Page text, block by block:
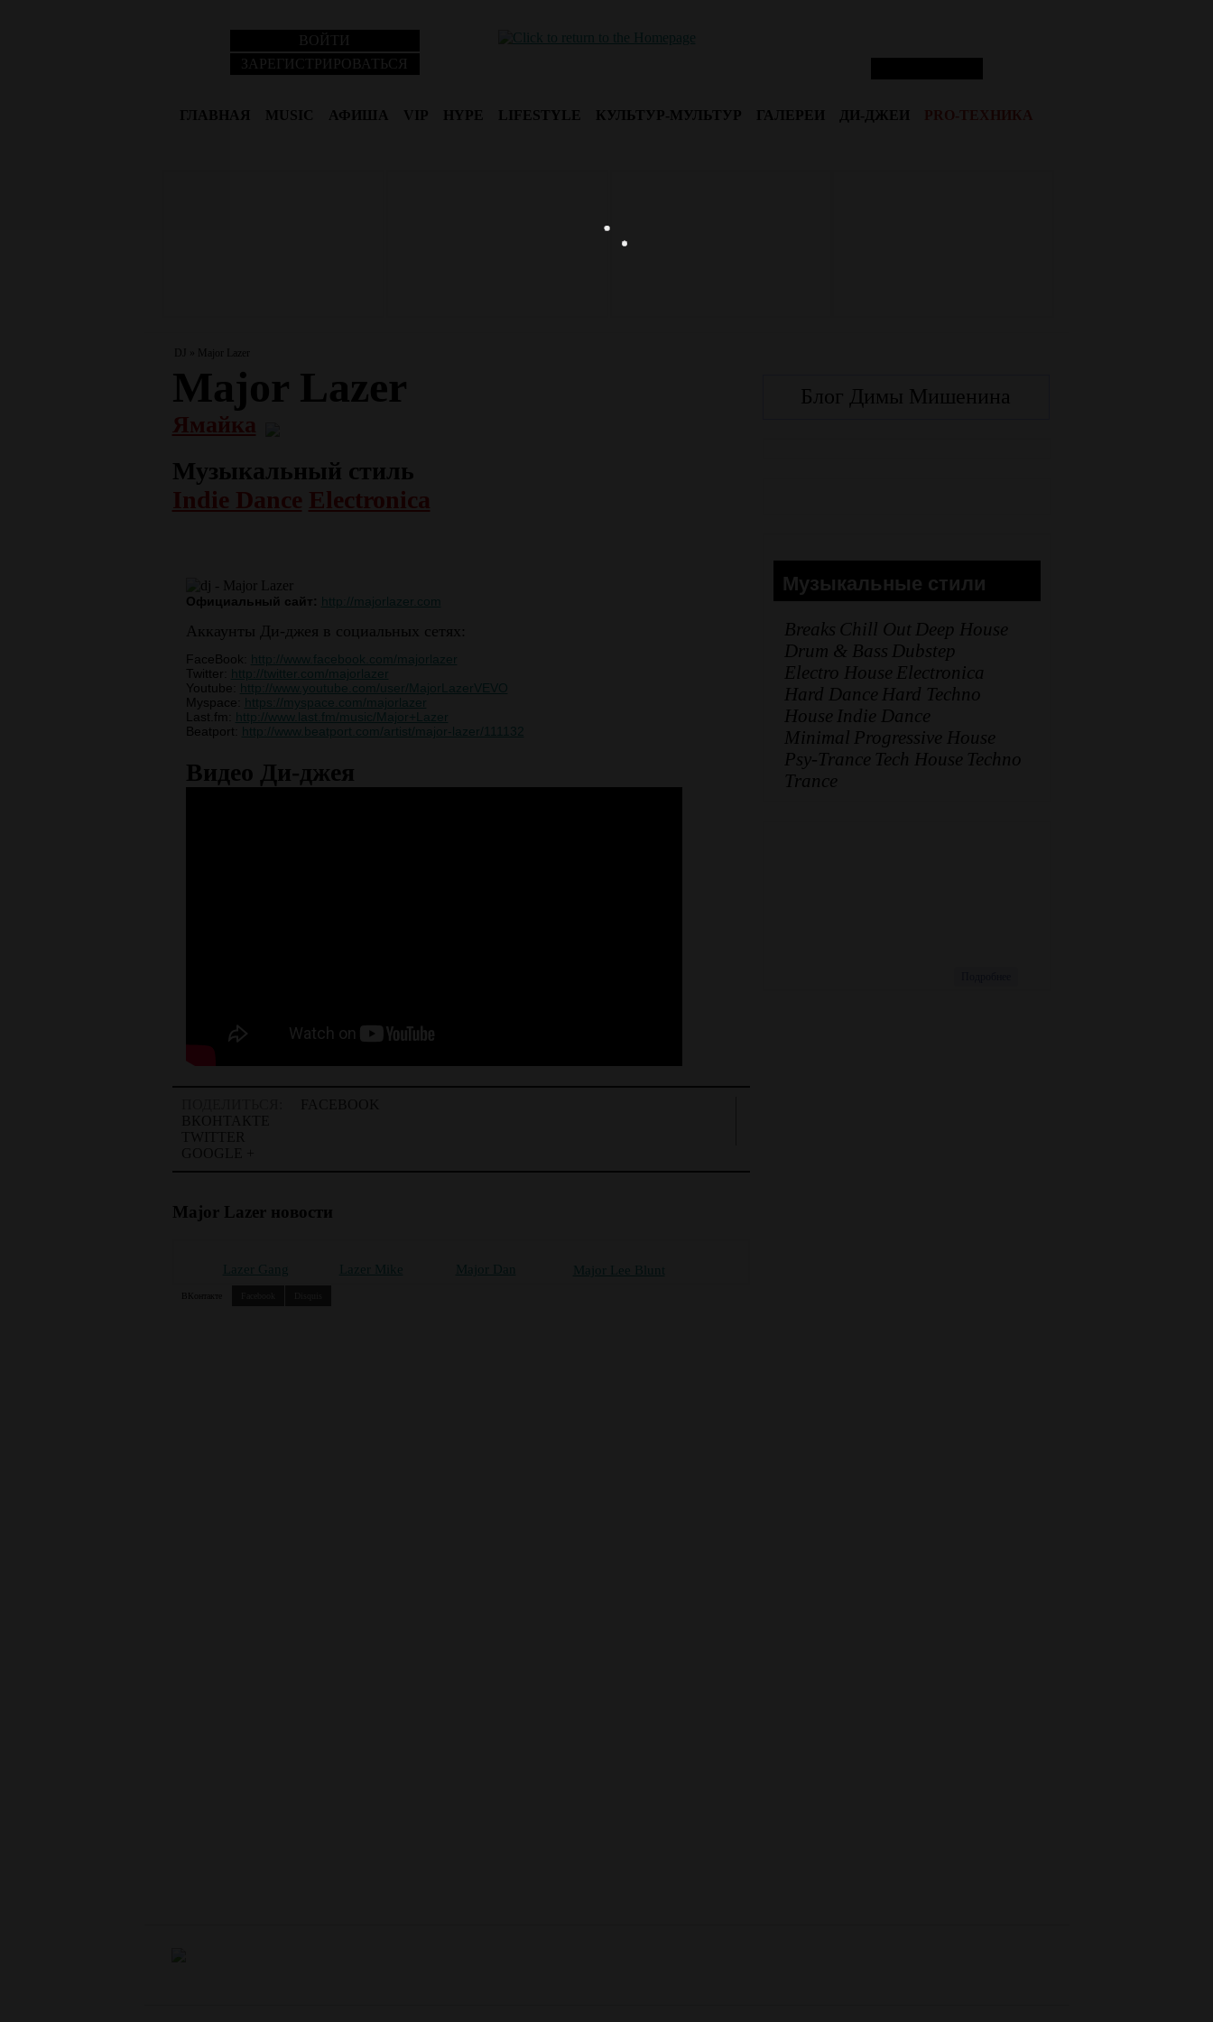
ВОЙТИ
ЗАРЕГИСТРИРОВАТЬСЯ
ГЛАВНАЯ MUSIC АФИША VIP HYPE LIFESTYLE КУЛЬТУР-МУЛЬТУР ГАЛЕРЕИ ДИ-ДЖЕИ PRO-ТЕХНИКА
DJ » Major Lazer
Major Lazer
Ямайка
Музыкальный стиль
Indie Dance Electronica
Официальный сайт: http://majorlazer.com
Аккаунты Ди-джея в социальных сетях:
FaceBook: http://www.facebook.com/majorlazer
Twitter: http://twitter.com/majorlazer
Youtube: http://www.youtube.com/user/MajorLazerVEVO
Myspace: https://myspace.com/majorlazer
Last.fm: http://www.last.fm/music/Major+Lazer
Beatport: http://www.beatport.com/artist/major-lazer/111132
Видео Ди-джея
Major Lazer новости
Lazer Gang Lazer Mike Major Dan Major Lee Blunt
ВКонтакте
Блог Димы Мишенина
Музыкальные стили
Breaks Chill Out Deep House
Drum & Bass Dubstep
Electro House Electronica
Hard Dance Hard Techno
House Indie Dance
Minimal Progressive House
Psy-Trance Tech House Techno
Trance